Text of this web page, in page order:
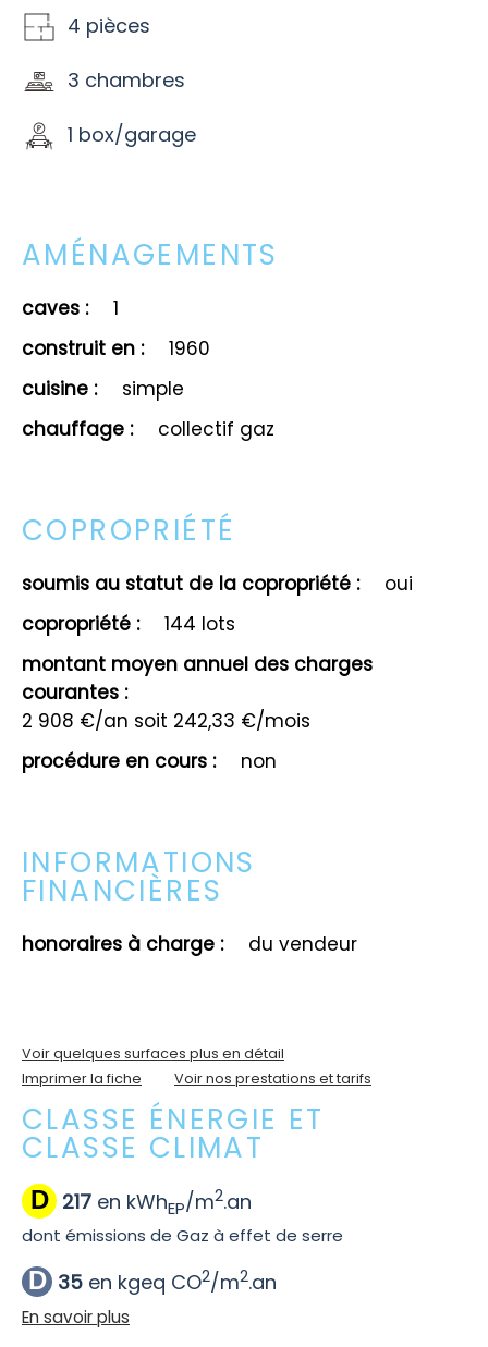
4 pièces
3 chambres
1 box/garage
AMÉNAGEMENTS
caves :
1
construit en :
1960
cuisine :
simple
chauffage :
collectif gaz
COPROPRIÉTÉ
soumis au statut de la copropriété :
oui
copropriété :
144 lots
montant moyen annuel des charges
courantes :
2 908 €/an soit 242,33 €/mois
procédure en cours :
non
INFORMATIONS
FINANCIÈRES
honoraires à charge : du vendeur
Voir quelques surfaces plus en détail
Imprimer la fiche
Voir nos prestations et tarifs
CLASSE ÉNERGIE ET
CLASSE CLIMAT
D 217 en kWhEP/m2.an
dont émissions de Gaz à effet de serre
D 35 en kgeq CO2/m2.an
En savoir plus